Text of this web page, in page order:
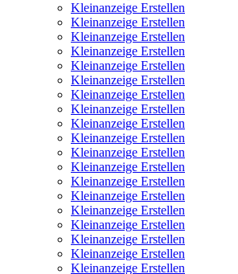
Kleinanzeige Erstellen
Kleinanzeige Erstellen
Kleinanzeige Erstellen
Kleinanzeige Erstellen
Kleinanzeige Erstellen
Kleinanzeige Erstellen
Kleinanzeige Erstellen
Kleinanzeige Erstellen
Kleinanzeige Erstellen
Kleinanzeige Erstellen
Kleinanzeige Erstellen
Kleinanzeige Erstellen
Kleinanzeige Erstellen
Kleinanzeige Erstellen
Kleinanzeige Erstellen
Kleinanzeige Erstellen
Kleinanzeige Erstellen
Kleinanzeige Erstellen
Kleinanzeige Erstellen